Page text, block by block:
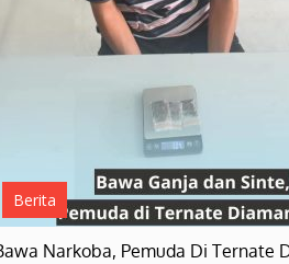
Berita
Narkoba, Pemuda Di Ternate